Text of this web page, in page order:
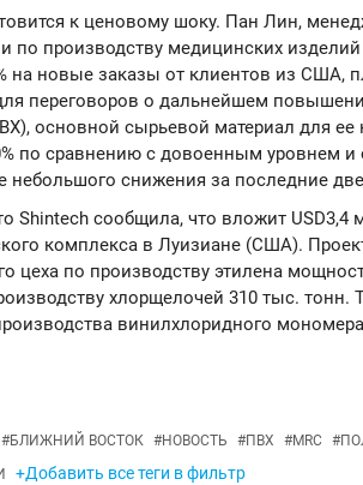
к ценовому шоку. Пан Лин,
по производству медицинских изделий
на новые заказы от клиентов из США,
переговоров о дальнейшем
основной сырьевой материал для ее
по сравнению с довоенным уровнем и
небольшого снижения за последние
Shintech сообщила, что вложит USD3,4
комплекса в Луизиане (США).
цеха по производству этилена
хлорщелочей 310 тыс. тонн.
винилхлоридного
#БЛИЖНИЙ ВОСТОК #НОВОСТЬ #ПВХ #MRC #
+Добавить все теги в фильтр